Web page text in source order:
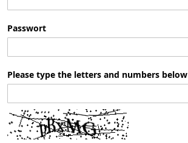
Passwort
Please type the letters and numbers below